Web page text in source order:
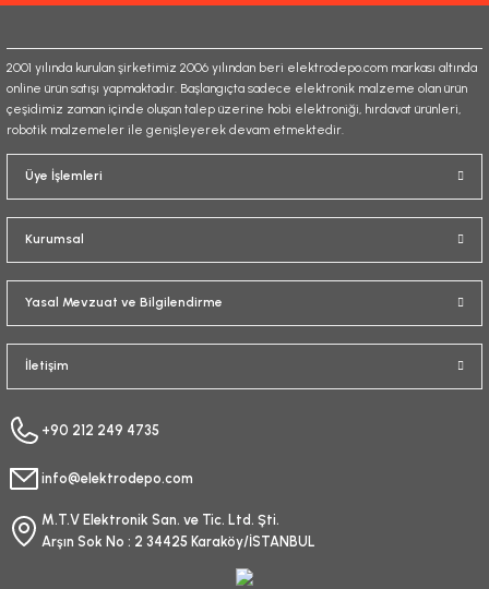
Gönder
2001 yılında kurulan şirketimiz 2006 yılından beri elektrodepo.com markası altında
online ürün satışı yapmaktadır. Başlangıçta sadece elektronik malzeme olan ürün
çeşidimiz zaman içinde oluşan talep üzerine hobi elektroniği, hırdavat ürünleri,
robotik malzemeler ile genişleyerek devam etmektedir.
Üye İşlemleri
Kurumsal
Yasal Mevzuat ve Bilgilendirme
İletişim
+90 212 249 4735
info@elektrodepo.com
M.T.V Elektronik San. ve Tic. Ltd. Şti.
Arşın Sok No : 2 34425 Karaköy/İSTANBUL